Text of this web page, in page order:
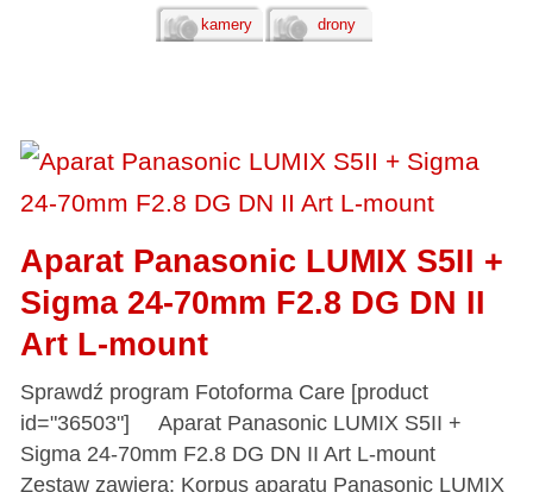
kamery drony
Aparat Panasonic LUMIX S5II +
Sigma 24-70mm F2.8 DG DN II
Art L-mount
Sprawdź program Fotoforma Care [product
id="36503"] Aparat Panasonic LUMIX S5II +
Sigma 24-70mm F2.8 DG DN II Art L-mount
Zestaw zawiera: Korpus aparatu Panasonic LUMIX